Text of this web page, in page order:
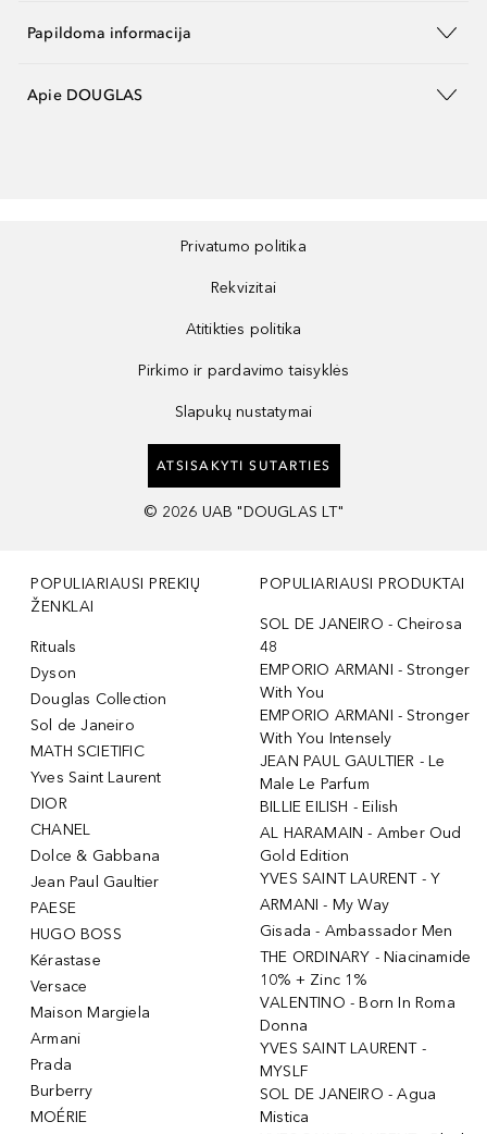
Papildoma informacija
Apie DOUGLAS
Privatumo politika
Rekvizitai
Atitikties politika
Pirkimo ir pardavimo taisyklės
Slapukų nustatymai
ATSISAKYTI SUTARTIES
© 2026 UAB "DOUGLAS LT"
POPULIARIAUSI PREKIŲ
ŽENKLAI
Rituals
Dyson
Douglas Collection
Sol de Janeiro
MATH SCIETIFIC
Yves Saint Laurent
DIOR
CHANEL
Dolce & Gabbana
Jean Paul Gaultier
PAESE
HUGO BOSS
Kérastase
Versace
Maison Margiela
Armani
Prada
Burberry
MOÉRIE
POPULIARIAUSI PRODUKTAI
SOL DE JANEIRO - Cheirosa
48
EMPORIO ARMANI - Stronger
With You
EMPORIO ARMANI - Stronger
With You Intensely
JEAN PAUL GAULTIER - Le
Male Le Parfum
BILLIE EILISH - Eilish
AL HARAMAIN - Amber Oud
Gold Edition
YVES SAINT LAURENT - Y
ARMANI - My Way
Gisada - Ambassador Men
THE ORDINARY - Niacinamide
10% + Zinc 1%
VALENTINO - Born In Roma
Donna
YVES SAINT LAURENT -
MYSLF
SOL DE JANEIRO - Agua
Mistica